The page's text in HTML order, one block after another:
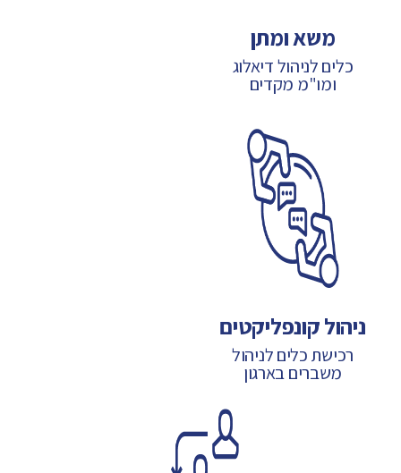
משא ומתן
כלים לניהול דיאלוג
ומו"מ מקדים
ניהול קונפליקטים
רכישת כלים לניהול
משברים בארגון